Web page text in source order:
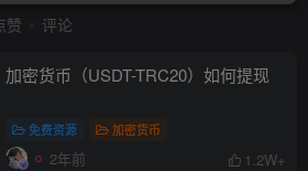
赞 评论
加密货币（USDT-TRC20）如何提现
免费资源 加密货币
2年前 1.2W+